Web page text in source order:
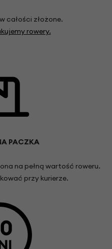
całości złożone.
rowery.
PACZKA
na pełną wartość roweru.
przy kurierze.